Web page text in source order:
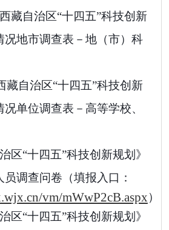
西藏自治区“十四五”科技创新
况地市调查表 － 地（市）科
藏自治区“十四五”科技创新
况单位调查表 － 高等学校、
区“十四五”科技创新规划》
员调查问卷（填报入口：
vm/mWwP2cB.aspx）
区“十四五”科技创新规划》